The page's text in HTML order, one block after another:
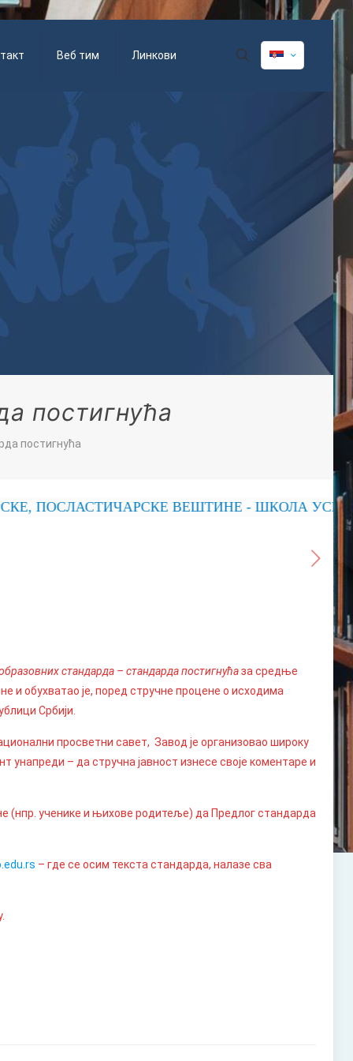
Веб тим Линкови
постигнућа
постигнућа
ВЕШТИНЕ - ШКОЛА УСПЕХА
стандарда – стандарда постигнућаза средње
и обухватао је, поред стручне процене о исходима
Србији.
просветни савет, Завод је организовао широку
унапреди – да стручна јавност изнесе своје коментаре и
(нпр. ученике и њихове родитеље) да Предлог стандарда
– где се осим текста стандарда, налазе сва